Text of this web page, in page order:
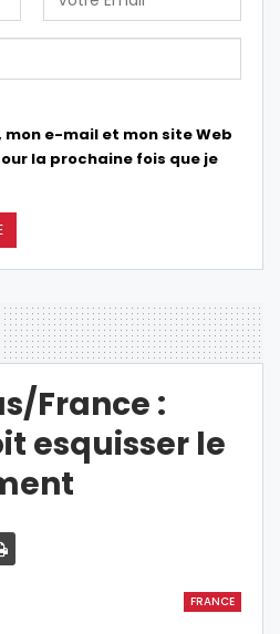
mon e-mail et mon site Web
la prochaine fois que je
France :
esquisser le
FRANCE